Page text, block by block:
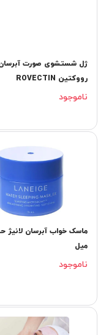
ژل شستشوی صورت
رووکتین ROVECTIN
ناموجود
میل
ناموجود